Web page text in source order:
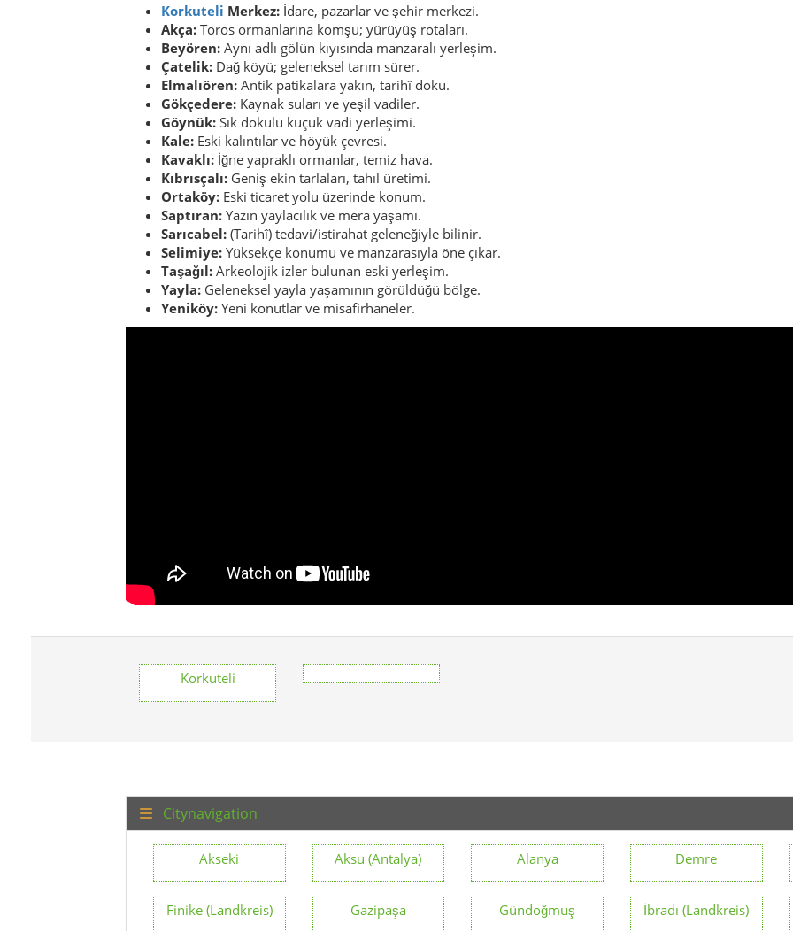
Korkuteli Merkez: İdare, pazarlar ve şehir merkezi.
Akça: Toros ormanlarına komşu; yürüyüş rotaları.
Beyören: Aynı adlı gölün kıyısında manzaralı yerleşim.
Çatelik: Dağ köyü; geleneksel tarım sürer.
Elmalıören: Antik patikalara yakın, tarihî doku.
Gökçedere: Kaynak suları ve yeşil vadiler.
Göynük: Sık dokulu küçük vadi yerleşimi.
Kale: Eski kalıntılar ve höyük çevresi.
Kavaklı: İğne yapraklı ormanlar, temiz hava.
Kıbrısçalı: Geniş ekin tarlaları, tahıl üretimi.
Ortaköy: Eski ticaret yolu üzerinde konum.
Saptıran: Yazın yaylacılık ve mera yaşamı.
Sarıcabel: (Tarihî) tedavi/istirahat geleneğiyle bilinir.
Selimiye: Yüksekçe konumu ve manzarasıyla öne çıkar.
Taşağıl: Arkeolojik izler bulunan eski yerleşim.
Yayla: Geleneksel yayla yaşamının görüldüğü bölge.
Yeniköy: Yeni konutlar ve misafirhaneler.
Korkuteli
Citynavigation
Akseki Aksu (Antalya) Alanya Demre
Finike (Landkreis) Gazipaşa Gündoğmuş İbradı (Landkreis)